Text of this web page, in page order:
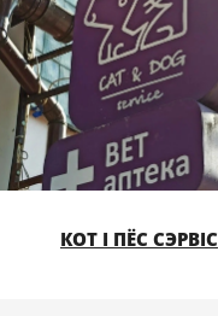
КОТ І ПЁС СЭРВІС